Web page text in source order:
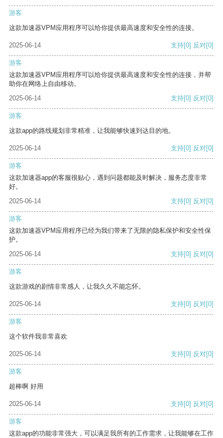
游客
这款加速器VPM应用程序可以给你提供最高速度和安全性的连接。
2025-06-14 支持[0] 反对[0]
游客
这款加速器VPM应用程序可以给你提供最高速度和安全性的连接，并帮
助你在网络上自由移动。
2025-06-14
支持[0] 反对[0]
游客
这款app的路线规划非常精准，让我能够快速到达目的地。
2025-06-14 支持[0] 反对[0]
游客
这款加速器app的客服很贴心，遇到问题都能及时解决，服务态度非常
好。
2025-06-14
支持[0] 反对[0]
游客
这款加速器VPM应用程序已经为我们带来了无限的隐私保护和安全性保
护。
2025-06-14
支持[0] 反对[0]
游客
这款游戏的剧情非常感人，让我久久不能忘怀。
2025-06-14 支持[0] 反对[0]
游客
这个软件我非常喜欢
2025-06-14 支持[0] 反对[0]
游客
超棒啊 好用
2025-06-14 支持[0] 反对[0]
游客
这款app的功能非常强大，可以满足我所有的工作需求，让我能够在工作